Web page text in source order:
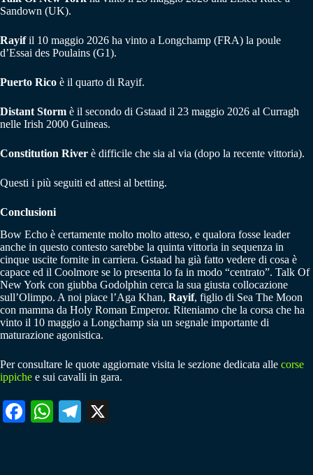
Sandown (UK).
Rayifil 10 maggio 2026 ha vinto a Longchamp (FRA) la poule
d’Essai des Poulains (G1).
Puerto Rico è il quarto di Rayif.
Distant Storm è il secondo di Gstaad il 23 maggio 2026 al Curragh
nelle Irish 2000 Guineas.
Constitution River è difficile che sia al via (dopo la recente vittoria).
Questi i più seguiti ed attesi al betting.
Conclusioni
Bow Echo è certamente molto molto atteso, e qualora fosse leader
anche in questo contesto sarebbe la quinta vittoria in sequenza in
cinque uscite fornite in carriera. Gstaad ha già fatto vedere di cosa è
capace ed il Coolmore se lo presenta lo fa in modo “centrato”. Talk Of
New York con giubba Godolphin cerca la sua giusta collocazione
sull’Olimpo. A noi piace l’Aga Khan, Rayif, figlio di Sea The Moon
con mamma da Holy Roman Emperor. Riteniamo che la corsa che ha
vinto il 10 maggio a Longchamp sia un segnale importante di
maturazione agonistica.
Per consultare le quote aggiornate visita le sezione dedicata alle corse
ippiche e sui cavalli in gara.
Fa W
Te